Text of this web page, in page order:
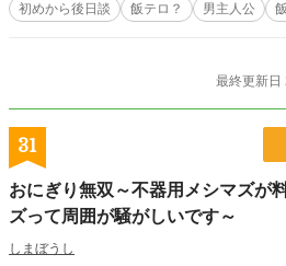
初めから後日談
飯テロ？ 男主人公
最終更新日
31
おにぎり無双～不器用メシマズが
ズって周囲が騒がしいです～
しまぼうし